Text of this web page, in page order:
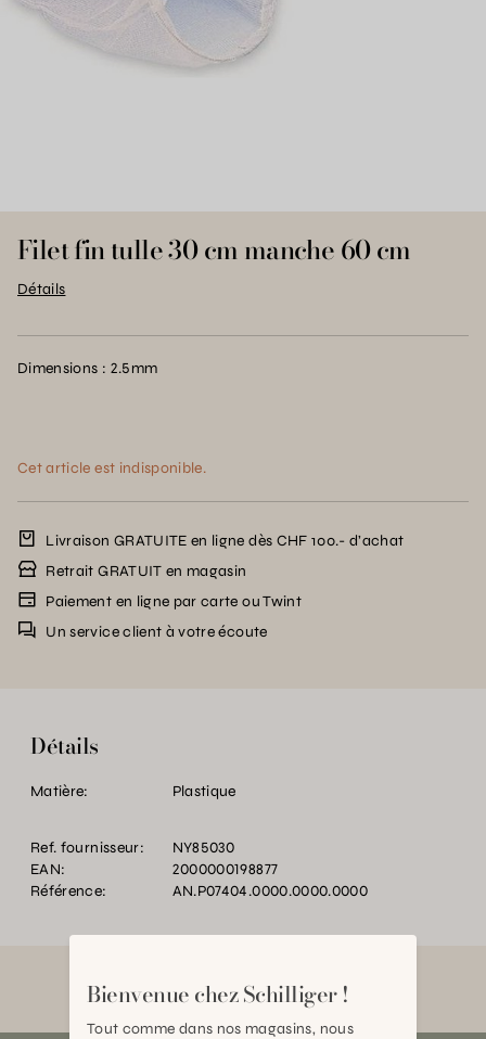
Filet fin tulle 30 cm manche 60 cm
Détails
Dimensions : 2.5mm
Cet article est indisponible.
Livraison GRATUITE en ligne dès CHF 100.- d’achat
Retrait GRATUIT en magasin
Paiement en ligne par carte ou Twint
Un service client à votre écoute
Détails
Matière: Plastique
Ref. fournisseur:
NY85030
EAN:
2000000198877
Référence:
AN.P07404.0000.0000.0000
Bienvenue chez Schilliger !
Tout comme dans nos magasins, nous